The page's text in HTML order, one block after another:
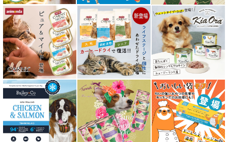
素材そのまま
アイファクトリーおやつ
アタスキャット Aatas Cat
アディクション Addiction
アニモンダ ANIMONDA